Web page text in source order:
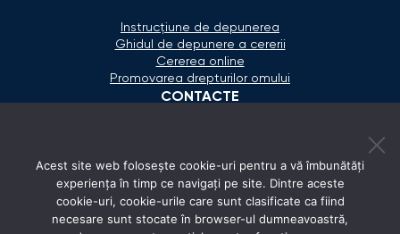
Instrucțiune de depunerea
Ghidul de depunere a cererii
Cererea online
Promovarea drepturilor omului
CONTACTE
secretariat@ombudsman.md
Strada Calea Ieşilor 11/3, Chişinău
Acest site web folosește cookie-uri pentru a vă îmbunătăți
experiența în timp ce navigați pe site. Dintre aceste
cookie-uri, cookie-urile care sunt clasificate ca fiind
necesare sunt stocate în browser-ul dumneavoastră,